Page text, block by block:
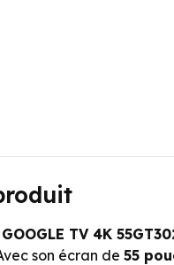
GOOGLE TV 4K
son écran de 55